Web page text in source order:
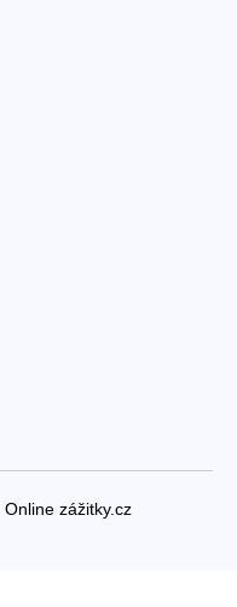
Online zážitky.cz